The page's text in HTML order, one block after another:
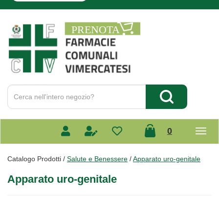
Farmacia
Comunale
Cerca
Prodotto
Cerca Prodotto
0prodotti
Catalogo Prodotti / Salute e Benessere /Apparato uro-genitale
Apparato uro-genitale